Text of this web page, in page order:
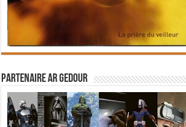
Partenaire Ar Gedour